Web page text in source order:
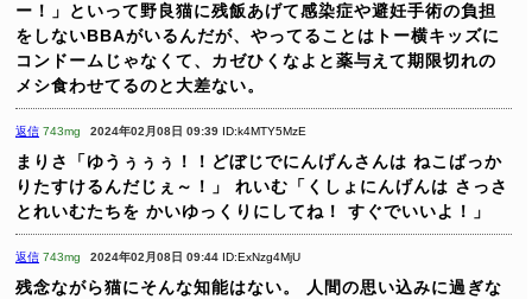
ー！」といって野良猫に残飯あげて感染症や避妊手術の負担
をしないBBAがいるんだが、やってることはトー横キッズに
コンドームじゃなくて、カゼひくなよと薬与えて期限切れの
メシ食わせてるのと大差ない。
返信 743mg 2024年02月08日 09:39 ID:k4MTY5MzE
まりさ「ゆうぅぅぅ！！どぼじでにんげんさんは ねこばっか
りたすけるんだじぇ～！」
れいむ「くしょにんげんは さっさ
とれいむたちを かいゆっくりにしてね！ すぐでいいよ！」
返信 743mg 2024年02月08日 09:44 ID:ExNzg4MjU
残念ながら猫にそんな知能はない。
人間の思い込みに過ぎな